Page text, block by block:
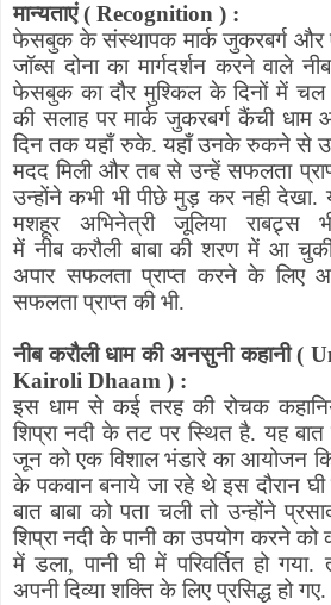
मान्यताएं( Recognition ) :
फेसबुक के संस्थापक मार्क जुकरबर्ग और
जॉब्स दोना का मार्गदर्शन करने वाले
फेसबुक का दौर मुश्किल के दिनों में चल
की सलाह पर मार्क जुकरबर्ग कैंची
दिन तक यहाँ रुके.यहाँ उनके रुकने से
मदद मिली और तब से उन्हें सफलता
उन्होंने कभी भी पीछे मुड़ कर नही देखा.
मशहूर अभिनेत्री जूलिया
में नीब करौली बाबा की शरण में आ
अपार सफलता प्राप्त करने के लिए
सफलता प्राप्त की भी.
नीब करौली धाम की अनसुनी कहानी(
Kairoli Dhaam ) :
इस धाम से कई तरह की रोचक
शिप्रा नदी के तट पर स्थित है.यह
जून को एक विशाल भंडारे का आयोजन
के पकवान बनाये जा रहे थे इस दौरान घी
बात बाबा को पता चली तो उन्होंने
शिप्रा नदी के पानी का उपयोग करने को
में डला,पानी घी में परिवर्तित हो गया.
अपनी दिव्या शक्ति के लिए प्रसिद्ध हो गए.